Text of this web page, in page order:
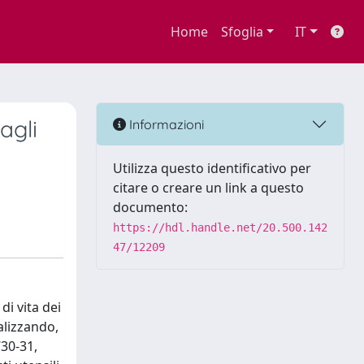
Home Sfoglia IT
vita dei
31,
Informazioni
Utilizza questo identificativo per
citare o creare un link a questo
documento:
https://hdl.handle.net/20.500.142
47/12209